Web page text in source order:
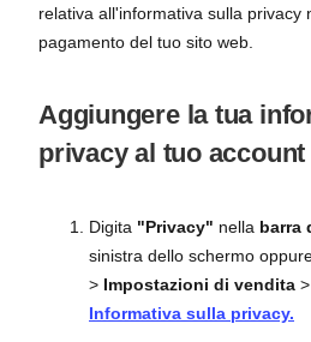
relativa all'informativa sulla privacy
pagamento del tuo sito web.
Aggiungere la tua
privacy al tuo
Digita "Privacy" nella barra
sinistra dello schermo
> Impostazioni di vendita >
Informativa sulla privacy.